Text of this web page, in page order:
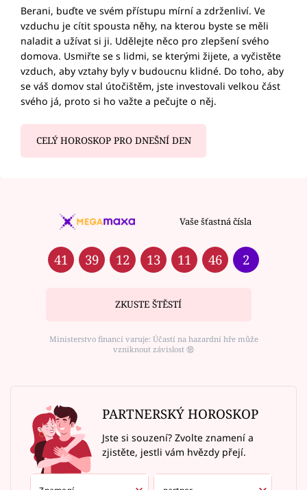
Berani, buďte ve svém přístupu mírní a zdrženliví. Ve
vzduchu je cítit spousta něhy, na kterou byste se měli
naladit a užívat si ji. Udělejte něco pro zlepšení svého
domova. Usmiřte se s lidmi, se kterými žijete, a vyčistěte
vzduch, aby vztahy byly v budoucnu klidné. Do toho, aby
se váš domov stal útočištěm, jste investovali velkou část
svého já, proto si ho važte a pečujte o něj.
CELÝ HOROSKOP PRO DNEŠNÍ DEN
Vaše šťastná čísla
41 39 12 13 11 46 2
ZKUSTE ŠTĚSTÍ
Ministerstvo financí varuje: Účastí na hazardní hře může
vzniknout závislost ⑱
PARTNERSKÝ HOROSKOP
Jste si souzení? Zvolte znamení a
zjistěte, jestli vám hvězdy přejí.